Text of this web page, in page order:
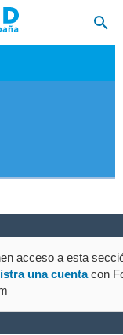
acceso a esta
una cuentacon